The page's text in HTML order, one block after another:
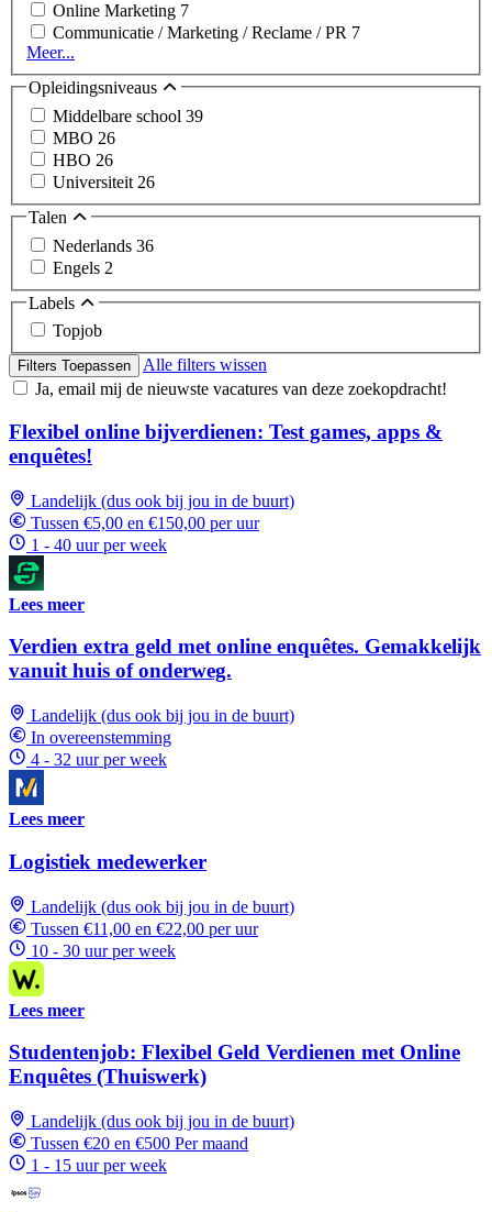
Online Marketing 7
Communicatie / Marketing / Reclame / PR 7
Meer...
Opleidingsniveaus
Middelbare school 39
MBO 26
HBO 26
Universiteit 26
Talen
Nederlands 36
Engels 2
Labels
Topjob
Filters Toepassen
Alle filters wissen
Ja, email mij de nieuwste vacatures van deze zoekopdracht!
Flexibel online bijverdienen: Test games, apps &
enquêtes!
Landelijk (dus ook bij jou in de buurt)
Tussen €5,00 en €150,00 per uur
1 - 40 uur per week
Lees meer
Verdien extra geld met online enquêtes. Gemakkelijk
vanuit huis of onderweg.
Landelijk (dus ook bij jou in de buurt)
In overeenstemming
4 - 32 uur per week
Lees meer
Logistiek medewerker
Landelijk (dus ook bij jou in de buurt)
Tussen €11,00 en €22,00 per uur
10 - 30 uur per week
Lees meer
Studentenjob: Flexibel Geld Verdienen met Online
Enquêtes (Thuiswerk)
Landelijk (dus ook bij jou in de buurt)
Tussen €20 en €500 Per maand
1 - 15 uur per week